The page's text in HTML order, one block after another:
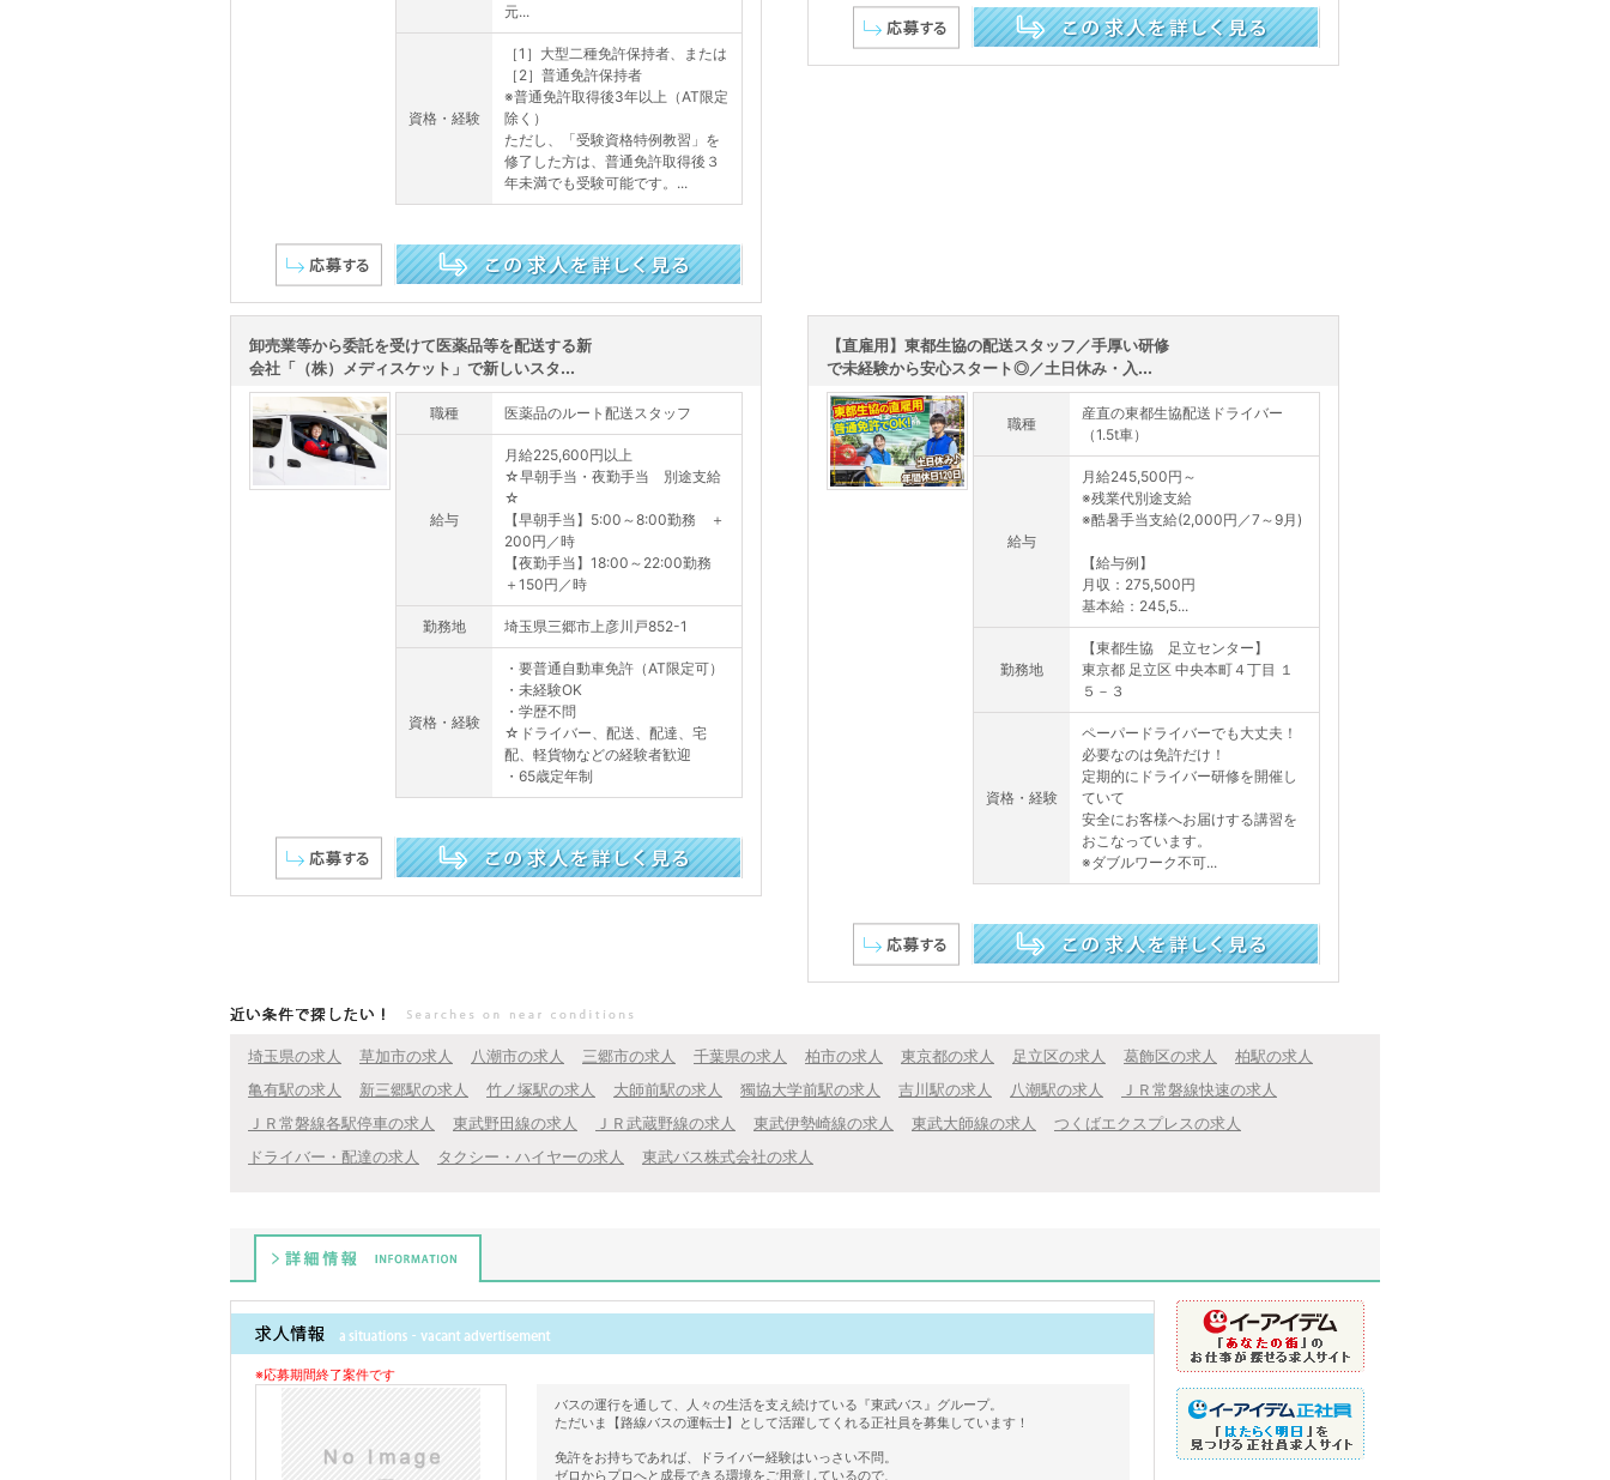
元...
資格・経験
［1］大型二種免許保持者、または
［2］普通免許保持者
※普通免許取得後3年以上（AT限定
除く）
ただし、「受験資格特例教習」を
修了した方は、普通免許取得後３
年未満でも受験可能です。...
卸売業等から委託を受けて医薬品等を配送する新
会社「（株）メディスケット」で新しいスタ...
職種 医薬品のルート配送スタッフ
給与
月給225,600円以上
☆早朝手当・夜勤手当 別途支給
☆
【早朝手当】5:00～8:00勤務 ＋
200円／時
【夜勤手当】18:00～22:00勤務
＋150円／時
勤務地 埼玉県三郷市上彦川戸852-1
資格・経験
・要普通自動車免許（AT限定可）
・未経験OK
・学歴不問
☆ドライバー、配送、配達、宅
配、軽貨物などの経験者歓迎
・65歳定年制
【直雇用】東都生協の配送スタッフ／手厚い研修
で未経験から安心スタート◎／土日休み・入...
職種
産直の東都生協配送ドライバー
（1.5t車）
給与
月給245,500円～
※残業代別途支給
※酷暑手当支給(2,000円／7～9月)
【給与例】
月収：275,500円
基本給：245,5...
勤務地
【東都生協 足立センター】
東京都 足立区 中央本町４丁目 １
５－３
資格・経験
ペーパードライバーでも大丈夫！
必要なのは免許だけ！
定期的にドライバー研修を開催し
ていて
安全にお客様へお届けする講習を
おこなっています。
※ダブルワーク不可...
埼玉県の求人 草加市の求人 八潮市の求人 三郷市の求人 千葉県の求人 柏市の求人 東京都の求人 足立区の求人 葛飾区の求人
柏駅の求人
亀有駅の求人
新三郷駅の求人 竹ノ塚駅の求人 大師前駅の求人 獨協大学前駅の求人 吉川駅の求人 八潮駅の求人
ＪＲ常磐線快速の求人
ＪＲ常磐線各駅停車の求人
東武野田線の求人 ＪＲ武蔵野線の求人 東武伊勢崎線の求人 東武大師線の求人
つくばエクスプレスの求人
ドライバー・配達の求人
タクシー・ハイヤーの求人 東武バス株式会社の求人
※応募期間終了案件です
バスの運行を通して、人々の生活を支え続けている『東武バス』グループ。
ただいま【路線バスの運転士】として活躍してくれる正社員を募集しています！
免許をお持ちであれば、ドライバー経験はいっさい不問。
ゼロからプロへと成長できる環境をご用意しているので、